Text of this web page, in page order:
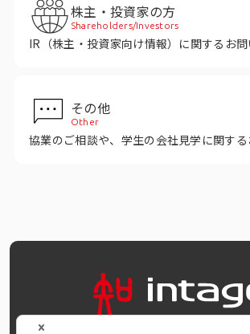
株主・投資家の方
Shareholders/Investors
IR（株主・投資家向け情報）に関するお
その他
Other
協業のご相談や、学生の会社見学に関す